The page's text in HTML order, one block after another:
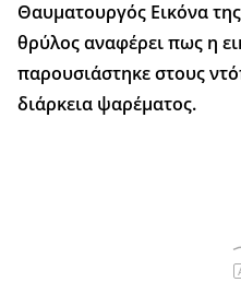
Θαυματουργός Εικόνα
θρύλος αναφέρει πως η
παρουσιάστηκε στους
διάρκεια ψαρέματος.